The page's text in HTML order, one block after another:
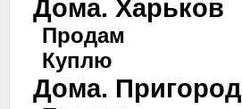
Дома. Харьков
Продам
Куплю
Дома. Пригород